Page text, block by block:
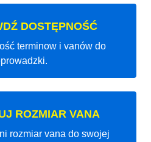
DOSTĘPNOŚĆ
terminow i vanów do
ROZMIAR VANA
rozmiar vana do swojej